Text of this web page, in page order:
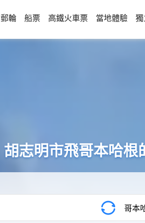
郵輪 船票 高鐵火車票 當地體驗 獨
胡志明市飛哥本哈根